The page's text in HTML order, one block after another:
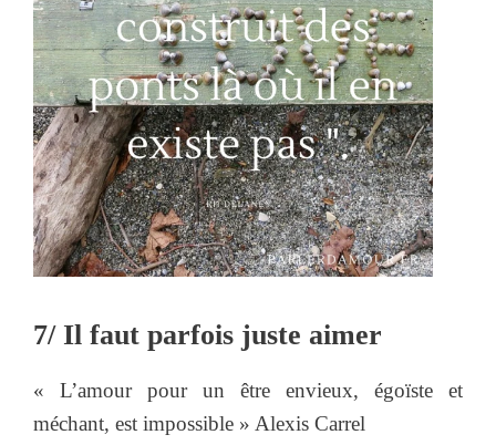
7/ Il faut parfois juste aimer
« L’amour pour un être envieux, égoïste et
méchant, est impossible » Alexis Carrel